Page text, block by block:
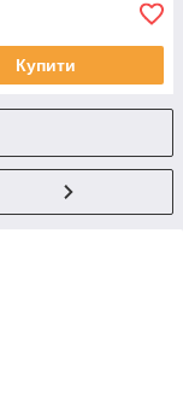
Купити